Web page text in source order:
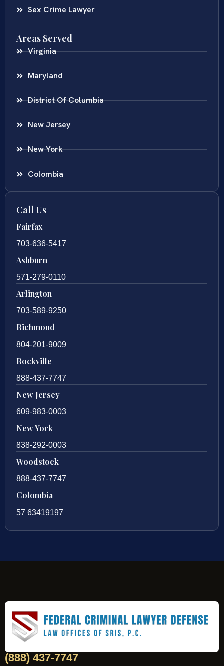
Sex Crime Lawyer
Areas Served
Virginia
Maryland
District Of Columbia
New Jersey
New York
Colombia
Call Us
Fairfax
703-636-5417
Ashburn
571-279-0110
Arlington
703-589-9250
Richmond
804-201-9009
Rockville
888-437-7747
New Jersey
609-983-0003
New York
838-292-0003
Woodstock
888-437-7747
Colombia
57 63419197
(888) 437-7747